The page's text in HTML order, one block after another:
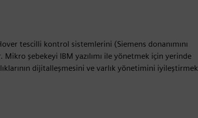
tescilli kontrol sistemlerini (Siemens donanımını
şebekeyi IBM yazılımı ile yönetmek için yerinde
dijitalleşmesini ve varlık yönetimini iyileştirmek